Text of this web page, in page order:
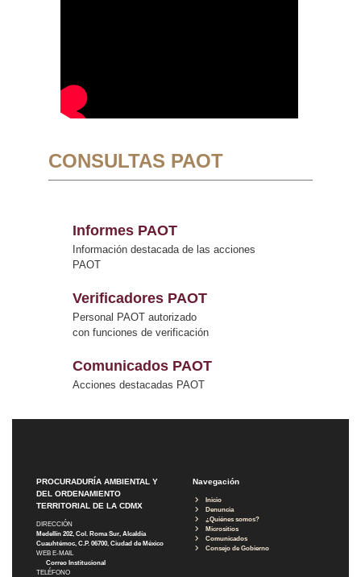
CONSULTAS PAOT
Informes PAOT
Información destacada de las acciones
PAOT
Verificadores PAOT
Personal PAOT autorizado
con funciones de verificación
Comunicados PAOT
Acciones destacadas PAOT
PROCURADURÍA AMBIENTAL Y
DEL ORDENAMIENTO
TERRITORIAL DE LA CDMX
DIRECCIÓN
Medellín 202, Col. Roma Sur, Alcaldía
Cuauhtémoc, C.P. 06700, Ciudad de México
WEB E-MAIL
Correo Institucional
TELÉFONO
Navegación
Inicio
Denuncia
¿Quiénes somos?
Micrositios
Comunicados
Consejo de Gobierno